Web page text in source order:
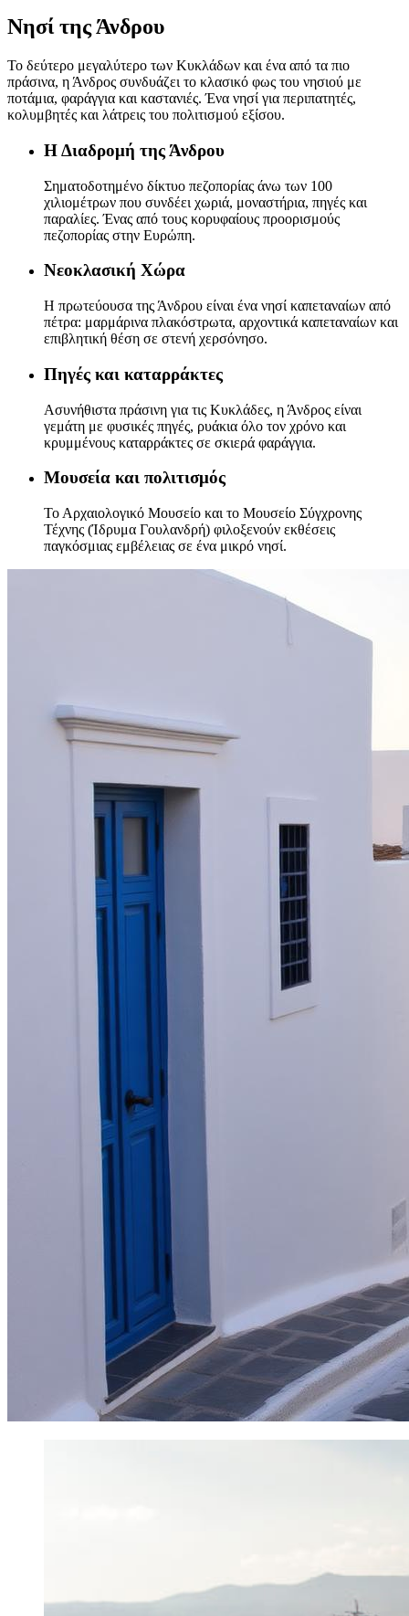
Νησί της Άνδρου
Το δεύτερο μεγαλύτερο των Κυκλάδων και ένα από τα πιο
πράσινα, η Άνδρος συνδυάζει το κλασικό φως του νησιού με
ποτάμια, φαράγγια και καστανιές. Ένα νησί για περιπατητές,
κολυμβητές και λάτρεις του πολιτισμού εξίσου.
Η Διαδρομή της Άνδρου
Σηματοδοτημένο δίκτυο πεζοπορίας άνω των 100
χιλιομέτρων που συνδέει χωριά, μοναστήρια, πηγές και
παραλίες. Ένας από τους κορυφαίους προορισμούς
πεζοπορίας στην Ευρώπη.
Νεοκλασική Χώρα
Η πρωτεύουσα της Άνδρου είναι ένα νησί καπεταναίων από
πέτρα: μαρμάρινα πλακόστρωτα, αρχοντικά καπεταναίων και
επιβλητική θέση σε στενή χερσόνησο.
Πηγές και καταρράκτες
Ασυνήθιστα πράσινη για τις Κυκλάδες, η Άνδρος είναι
γεμάτη με φυσικές πηγές, ρυάκια όλο τον χρόνο και
κρυμμένους καταρράκτες σε σκιερά φαράγγια.
Μουσεία και πολιτισμός
Το Αρχαιολογικό Μουσείο και το Μουσείο Σύγχρονης
Τέχνης (Ίδρυμα Γουλανδρή) φιλοξενούν εκθέσεις
παγκόσμιας εμβέλειας σε ένα μικρό νησί.